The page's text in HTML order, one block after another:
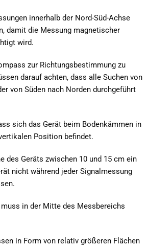
innerhalb der Nord-Süd-Achse
damit die Messung magnetischer
wird.
zur Richtungsbestimmung zu
darauf achten, dass alle Suchen von
von Süden nach Norden durchgeführt
sich das Gerät beim Bodenkämmen in
Position befindet.
des Geräts zwischen 10 und 15 cm ein
nicht während jeder Signalmessung
in der Mitte des Messbereichs
in Form von relativ größeren Flächen